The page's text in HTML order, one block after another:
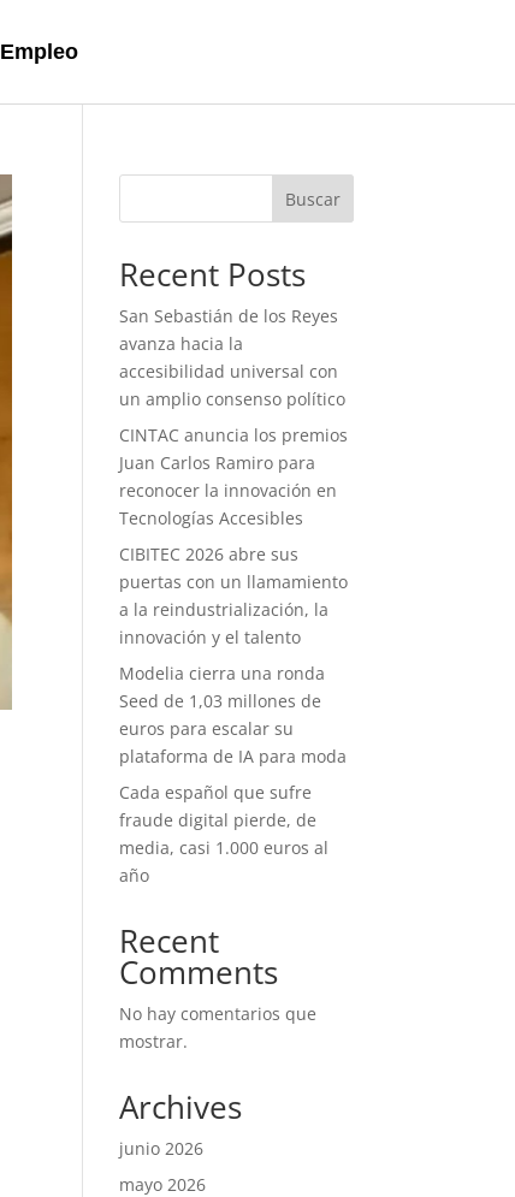
Empleo
Buscar
Recent Posts
San Sebastián de los Reyes
avanza hacia la
accesibilidad universal con
un amplio consenso político
CINTAC anuncia los premios
Juan Carlos Ramiro para
reconocer la innovación en
Tecnologías Accesibles
CIBITEC 2026 abre sus
puertas con un llamamiento
a la reindustrialización, la
innovación y el talento
Modelia cierra una ronda
Seed de 1,03 millones de
euros para escalar su
plataforma de IA para moda
Cada español que sufre
fraude digital pierde, de
media, casi 1.000 euros al
año
Recent
Comments
No hay comentarios que
mostrar.
Archives
junio 2026
mayo 2026